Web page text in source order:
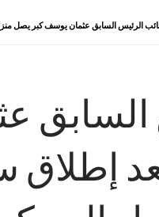
الرئيس السابق عثمان يوسف كبر يصل
السابق